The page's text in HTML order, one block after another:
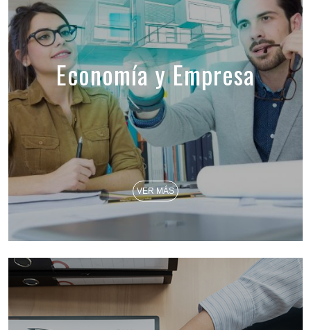
Economía y Empresa
VER MÁS